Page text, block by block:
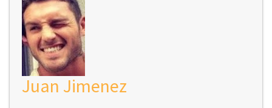
Juan Jimenez